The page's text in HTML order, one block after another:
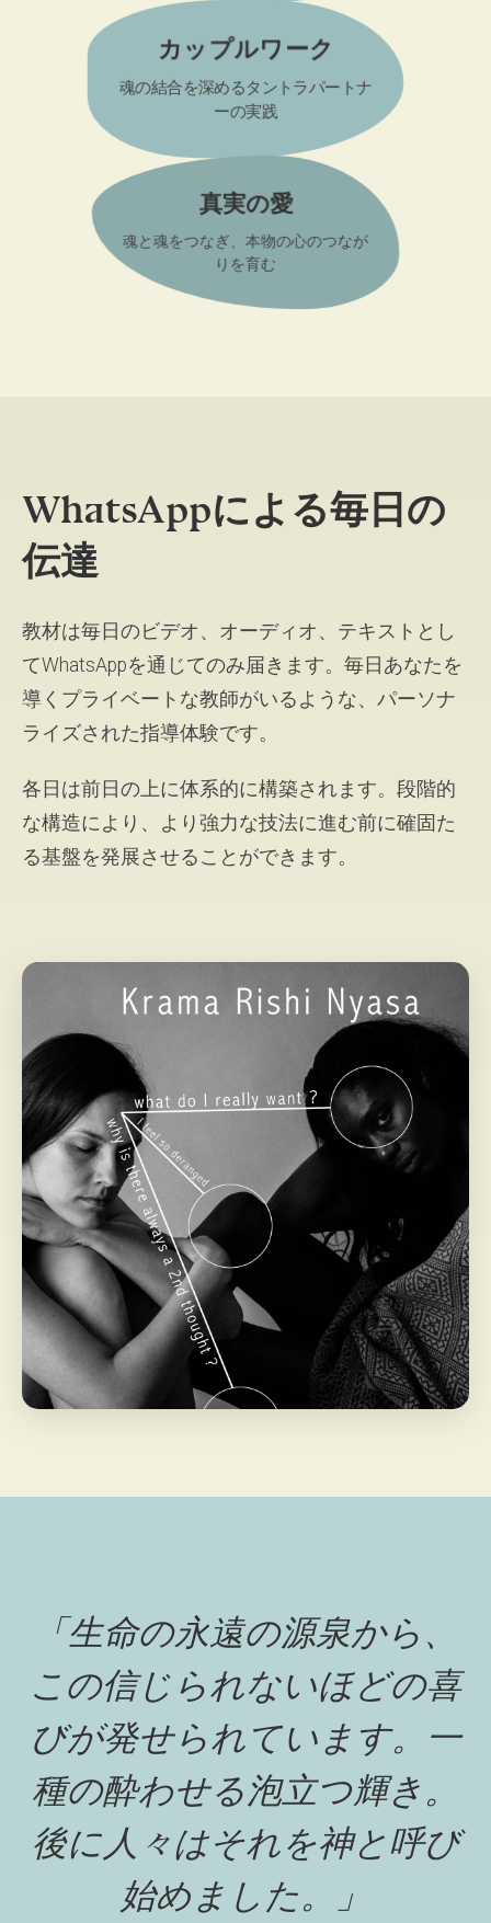
カップルワーク
魂の結合を深めるタントラパートナ
ーの実践
真実の愛
魂と魂をつなぎ、本物の心のつなが
りを育む
WhatsAppによる毎日の
伝達
教材は毎日のビデオ、オーディオ、テキストとし
てWhatsAppを通じてのみ届きます。毎日あなたを
導くプライベートな教師がいるような、パーソナ
ライズされた指導体験です。
各日は前日の上に体系的に構築されます。段階的
な構造により、より強力な技法に進む前に確固た
る基盤を発展させることができます。
「生命の永遠の源泉から、
この信じられないほどの喜
びが発せられています。一
種の酔わせる泡立つ輝き。
後に人々はそれを神と呼び
始めました。」